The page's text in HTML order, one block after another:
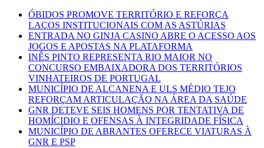
ÓBIDOS PROMOVE TERRITÓRIO E REFORÇA
LAÇOS INSTITUCIONAIS COM AS ASTÚRIAS
ENTRADA NO GINJA CASINO ABRE O ACESSO AOS
JOGOS E APOSTAS NA PLATAFORMA
INÊS PINTO REPRESENTA RIO MAIOR NO
CONCURSO EMBAIXADORA DOS TERRITÓRIOS
VINHATEIROS DE PORTUGAL
MUNICÍPIO DE ALCANENA E ULS MÉDIO TEJO
REFORÇAM ARTICULAÇÃO NA ÁREA DA SAÚDE
GNR DETEVE SEIS HOMENS POR TENTATIVA DE
HOMÍCIDIO E OFENSAS À INTEGRIDADE FÍSICA
MUNICÍPIO DE ABRANTES OFERECE VIATURAS À
GNR E PSP